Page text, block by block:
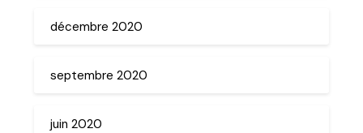
décembre 2020
septembre 2020
juin 2020